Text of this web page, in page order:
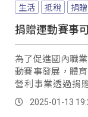
生活 抵稅 捐贈
捐贈運動賽事
為了促進國內職
動賽事發展，體
營利事業透過捐
伍、團體以及重
助，加速整體產業
2025-01-13